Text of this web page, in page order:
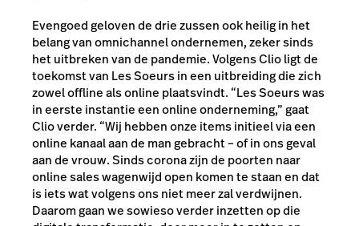
Evengoed geloven de drie zussen ook heilig in het
belang van omnichannel ondernemen, zeker sinds
het uitbreken van de pandemie. Volgens Clio ligt de
toekomst van Les Soeurs in een uitbreiding die zich
zowel offline als online plaatsvindt. “Les Soeurs was
in eerste instantie een online onderneming,” gaat
Clio verder. “Wij hebben onze items initieel via een
online kanaal aan de man gebracht – of in ons geval
aan de vrouw. Sinds corona zijn de poorten naar
online sales wagenwijd open komen te staan en dat
is iets wat volgens ons niet meer zal verdwijnen.
Daarom gaan we sowieso verder inzetten op die